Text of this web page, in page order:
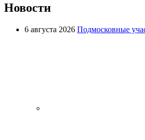
Новости
6 августа 2026 Подмосковные